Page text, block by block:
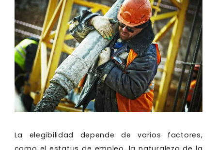
La elegibilidad depende de varios factores,